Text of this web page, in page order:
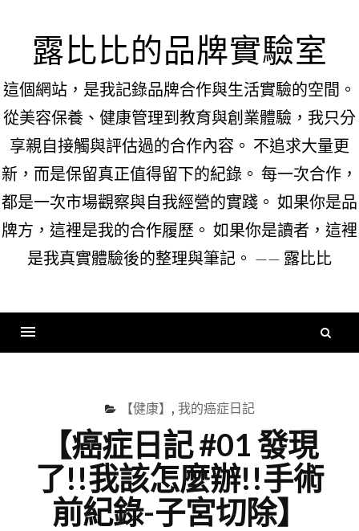
content露比比的品牌實驗室
這個網站，是我記錄品牌合作與生活實驗的空間。
從美容保養、健康管理到教育與創業體驗，我只分
享親自接觸與評估過的合作內容。 不追求大量更
新，而是保留真正值得留下的紀錄。 每一次合作，
都是一次市場觀察與自我經營的實踐。 如果你是品
牌方，這裡是我的合作履歷。 如果你是讀者，這裡
是我真實體驗後的整理與筆記。 —— 露比比
【健康】 , 我的癌症日記
【癌症日記 #01 發現
了!!我該怎麼辦!!手術
前紀錄-子宮切除】